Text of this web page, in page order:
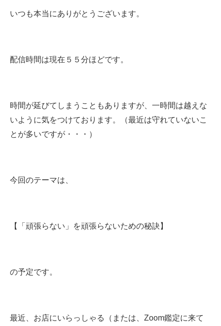
いつも本当にありがとうございます。
配信時間は現在５５分ほどです。
時間が延びてしまうこともありますが、一時間は越えな
いように気をつけております。（最近は守れていないこ
とが多いですが・・・）
今回のテーマは、
【「頑張らない」を頑張らないための秘訣】
の予定です。
最近、お店にいらっしゃる（または、Zoom鑑定に来て